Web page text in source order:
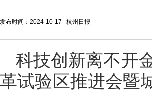
发布时间：2024-10-17 杭州日报
科技创新离不开
革试验区推进会暨